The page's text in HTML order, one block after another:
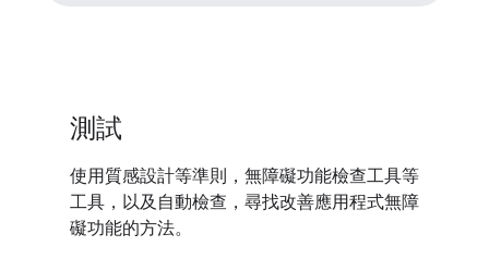
測試
使用質感設計等準則，無障礙功能檢查工具等
工具，以及自動檢查，尋找改善應用程式無障
礙功能的方法。